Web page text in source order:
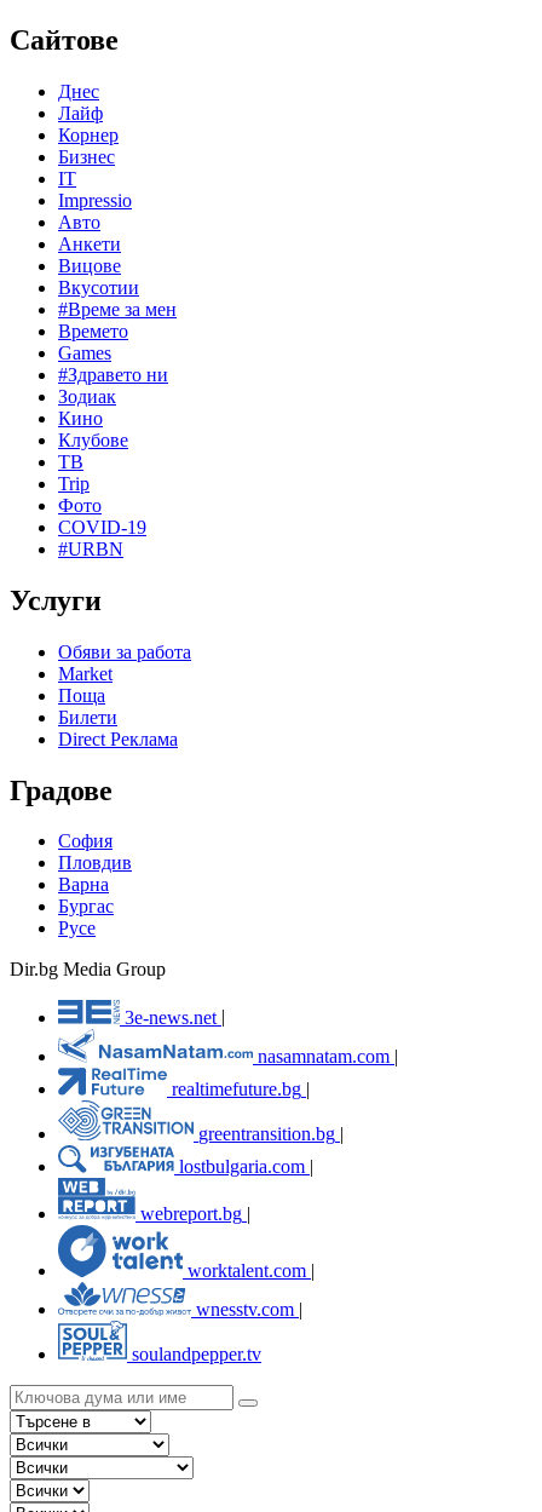
Сайтове
Днес
Лайф
Корнер
Бизнес
IT
Impressio
Авто
Анкети
Вицове
Вкусотии
#Време за мен
Времето
Games
#Здравето ни
Зодиак
Кино
Клубове
ТВ
Trip
Фото
COVID-19
#URBN
Услуги
Обяви за работа
Market
Поща
Билети
Direct Реклама
Градове
София
Пловдив
Варна
Бургас
Русе
Dir.bg Media Group
3e-news.net
nasamnatam.com |
realtimefuture.bg |
greentransition.bg |
lostbulgaria.com |
webreport.bg
worktalent.com |
wnesstv.com |
soulandpepper.tv